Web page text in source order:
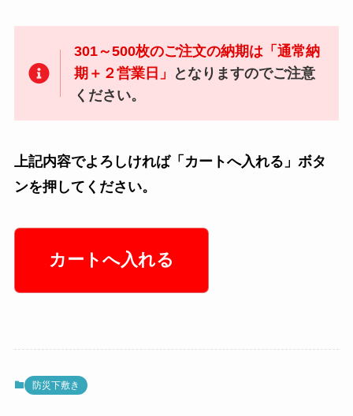
301～500枚のご注文の納期は「通常納
期＋２営業日」
となりますのでご注意
ください。
上記内容でよろしければ「カートへ入れる」ボタ
ンを押してください。
防災下敷き